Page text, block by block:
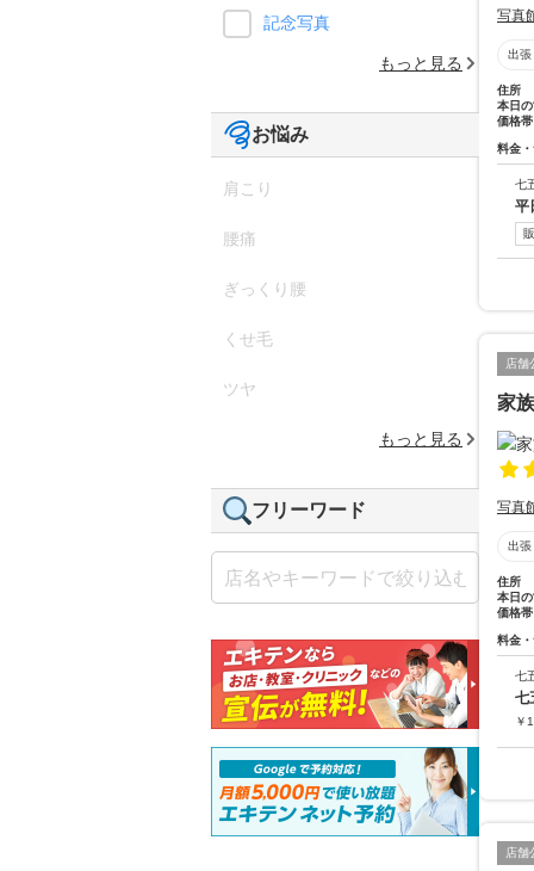
写真
出張
住所
本日
価格帯
料金
七
平
店舗
家
写真
出張
住所
本日
価格帯
料金
七
七
￥
店舗
記念写真
もっと見る
お悩み
肩こり
腰痛
ぎっくり腰
くせ毛
ツヤ
もっと見る
フリーワード